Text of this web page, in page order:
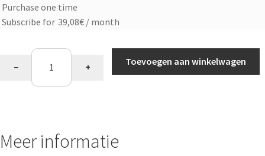
Choose
purchase
Purchase one time
Subscribe for 39,08€ / month
perziksmaak
− +
Toevoegen aan winkelwagen
Meer informatie